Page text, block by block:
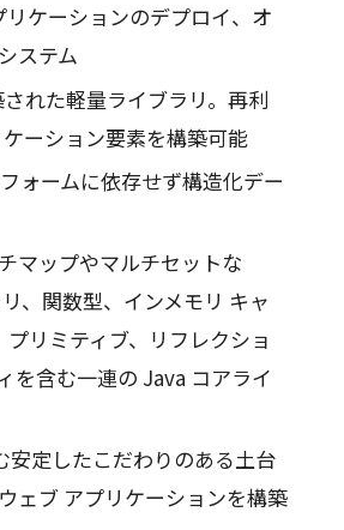
ケーションのデプロイ、オ
ステム
れた軽量ライブラリ。再利
ーション要素を構築可能
ォームに依存せず構造化デー
マップやマルチセットな
、関数型、インメモリ キャ
リミティブ、リフレクショ
を含む一連の Java コアライ
安定したこだわりのある土台
ェブ アプリケーションを構築